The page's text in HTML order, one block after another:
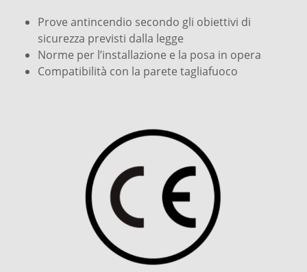
Prove antincendio secondo gli obiettivi di
sicurezza previsti dalla legge
Norme per l’installazione e la posa in opera
Compatibilità con la parete tagliafuoco